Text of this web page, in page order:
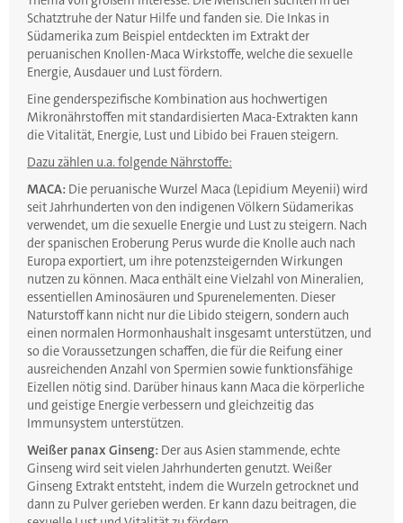
Schatztruhe der Natur Hilfe und fanden sie. Die Inkas in
Südamerika zum Beispiel entdeckten im Extrakt der
peruanischen Knollen-Maca Wirkstoffe, welche die sexuelle
Energie, Ausdauer und Lust fördern.
Eine genderspezifische Kombination aus hochwertigen
Mikronährstoffen mit standardisierten Maca-Extrakten kann
die Vitalität, Energie, Lust und Libido bei Frauen steigern.
Dazu zählen u.a. folgende Nährstoffe:
MACA: Die peruanische Wurzel Maca (Lepidium Meyenii) wird
seit Jahrhunderten von den indigenen Völkern Südamerikas
verwendet, um die sexuelle Energie und Lust zu steigern. Nach
der spanischen Eroberung Perus wurde die Knolle auch nach
Europa exportiert, um ihre potenzsteigernden Wirkungen
nutzen zu können. Maca enthält eine Vielzahl von Mineralien,
essentiellen Aminosäuren und Spurenelementen. Dieser
Naturstoff kann nicht nur die Libido steigern, sondern auch
einen normalen Hormonhaushalt insgesamt unterstützen, und
so die Voraussetzungen schaffen, die für die Reifung einer
ausreichenden Anzahl von Spermien sowie funktionsfähige
Eizellen nötig sind. Darüber hinaus kann Maca die körperliche
und geistige Energie verbessern und gleichzeitig das
Immunsystem unterstützen.
Weißer panax Ginseng: Der aus Asien stammende, echte
Ginseng wird seit vielen Jahrhunderten genutzt. Weißer
Ginseng Extrakt entsteht, indem die Wurzeln getrocknet und
dann zu Pulver gerieben werden. Er kann dazu beitragen, die